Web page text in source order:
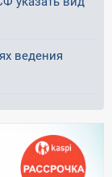
ведения